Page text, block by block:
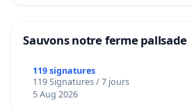
Sauvons notre ferme pallsade
119 signatures
119 Signatures / 7 jours
5 Aug 2026